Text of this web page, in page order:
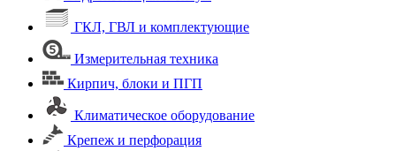
ГКЛ, ГВЛ и комплектующие
Измерительная техника
Кирпич, блоки и ПГП
Климатическое оборудование
Крепеж и перфорация